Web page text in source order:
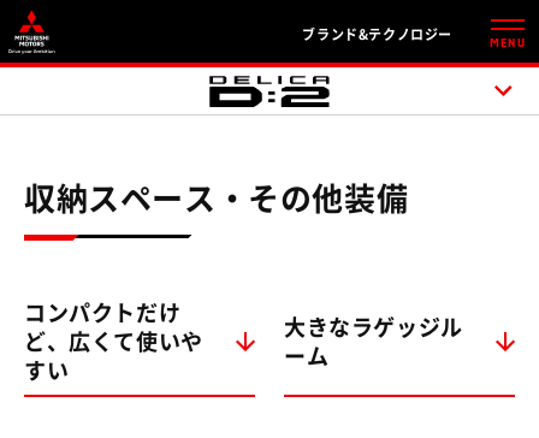
ブランド&テクノロジー
MENU
収納スペース・その他装備
コンパクトだけ
ど、 広くて使いや
すい
大きなラゲッジル
ーム